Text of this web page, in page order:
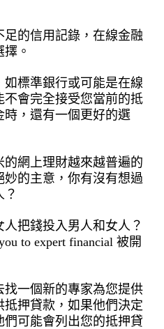
的信用記錄，在線金融
。
標準銀行或可能是在線
會完全接受您當前的抵
，還有一個更好的選
網上理財越來越普遍的
的主意，你有沒有想過
把錢投入男人和女人？
to expert financial 被開
一個新的專家為您提供
押貸款，如果他們決定
可能會列出您的抵押貸